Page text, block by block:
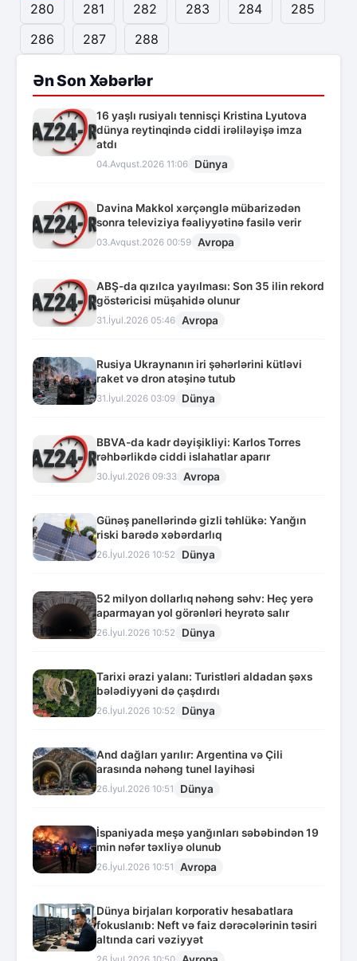
280
281 282 283 284
285
286
287 288
Ən Son Xəbərlər
16 yaşlı rusiyalı tennisçi Kristina Lyutova
dünya reytinqində ciddi irəliləyişə imza
atdı
04.Avqust.2026 11:06 Dünya
Davina Makkol xərçənglə mübarizədən
sonra televiziya fəaliyyətinə fasilə verir
03.Avqust.2026 00:59 Avropa
ABŞ-da qızılca yayılması: Son 35 ilin rekord
göstəricisi müşahidə olunur
31.İyul.2026 05:46 Avropa
Rusiya Ukraynanın iri şəhərlərini kütləvi
raket və dron atəşinə tutub
31.İyul.2026 03:09 Dünya
BBVA-da kadr dəyişikliyi: Karlos Torres
rəhbərlikdə ciddi islahatlar aparır
30.İyul.2026 09:33 Avropa
Günəş panellərində gizli təhlükə: Yanğın
riski barədə xəbərdarlıq
26.İyul.2026 10:52 Dünya
52 milyon dollarlıq nəhəng səhv: Heç yerə
aparmayan yol görənləri heyrətə salır
26.İyul.2026 10:52 Dünya
Tarixi ərazi yalanı: Turistləri aldadan şəxs
bələdiyyəni də çaşdırdı
26.İyul.2026 10:52 Dünya
And dağları yarılır: Argentina və Çili
arasında nəhəng tunel layihəsi
26.İyul.2026 10:51 Dünya
İspaniyada meşə yanğınları səbəbindən 19
min nəfər təxliyə olunub
26.İyul.2026 10:51 Avropa
Dünya birjaları korporativ hesabatlara
fokuslanıb: Neft və faiz dərəcələrinin təsiri
altında cari vəziyyət